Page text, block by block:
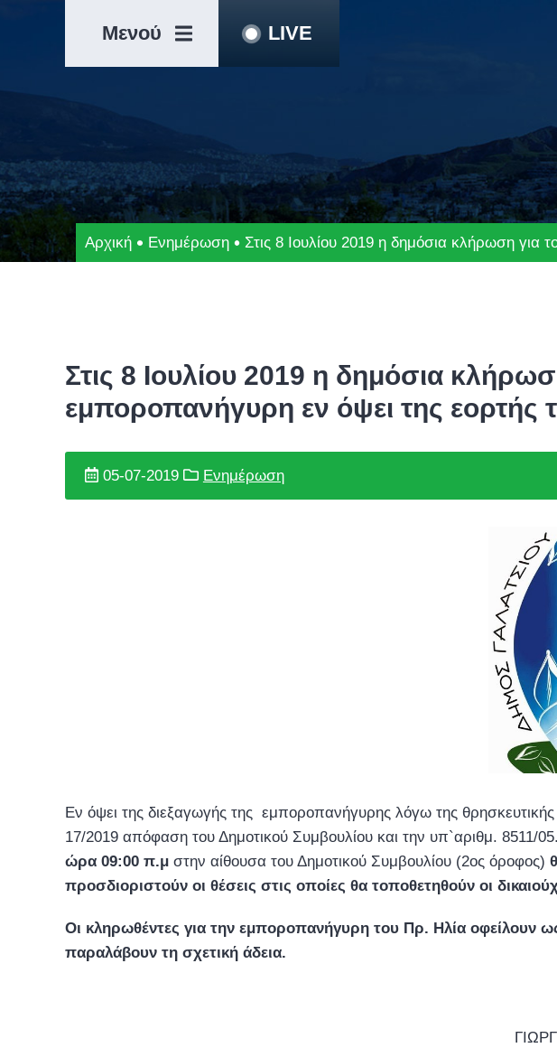
πλοήγησης
Μενού LIVE
Αρχική Ενημέρωση Στις 8 Ιουλίου 2019 η δημόσια κλήρωση για
Στις 8 Ιουλίου 2019 η δημόσια
εμποροπανήγυρη εν όψει της εορτής
05-07-2019 Ενημέρωση
Εν όψει της διεξαγωγής της εμποροπανήγυρης λόγω της
17/2019 απόφαση του Δημοτικού Συμβουλίου και την υπ`αριθμ. 8511/
ώρα 09:00 π.μ στην αίθουσα του Δημοτικού Συμβουλίου (2ος όροφος)
προσδιοριστούν οι θέσεις στις οποίες θα τοποθετηθούν οι
Οι κληρωθέντες για την εμποροπανήγυρη του Πρ. Ηλία οφείλουν
παραλάβουν τη σχετική άδεια.